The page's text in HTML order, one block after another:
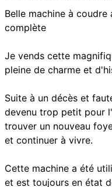
Belle machine à coudre
complète
Je vends cette
pleine de charme et
Suite à un décès et
devenu trop petit pour
trouver un nouveau
et continuer à vivre.
Cette machine a été
et est toujours en état